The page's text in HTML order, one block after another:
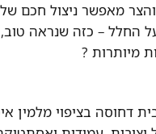
מאפשר ניצול חכם של
החלל – כזה שנראה טוב,
מיותרות ?
דחוסה בציפוי מלמין